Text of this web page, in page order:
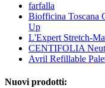
farfalla
Biofficina Toscana
Up
L'Expert Stretch-
CENTIFOLIA
Avril Refillable
Nuovi prodotti: